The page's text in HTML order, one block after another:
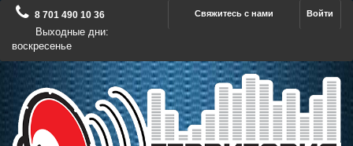
Войти
Свяжитесь с нами
8 701 490 10 36
Выходные дни:
воскресенье